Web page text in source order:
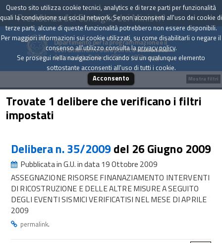
Presidenza del Consiglio dei Ministri
Dipartimento per la programmazione e il
coordinamento della politica economica
Archivio delle Delibere CIPE dal 1967 a oggi
Trovate 1 delibere che verificano i filtri
impostati
Delibera n. 35/2009del 26 Giugno 2009
Pubblicata in G.U. in data 19 Ottobre 2009
ASSEGNAZIONE RISORSE FINANAZIAMENTO INTERVENTI
DI RICOSTRUZIONE E DELLE ALTRE MISURE A SEGUITO
DEGLI EVENTI SISMICI VERIFICATISI NEL MESE DI APRILE
2009
permalink.
Mostra filtri
Questo sito utilizza cookie tecnici, analytics e di terze parti per funzionalità
quali la condivisione sui social network. Se non acconsenti all'uso dei cookie di
terze parti, alcune di queste funzionalità potrebbero non essere disponibili.
Per maggiori informazioni sui cookie utilizzati, su come disabilitarli o negare il
consenso all'utilizzo consulta laprivacy policy.
Se prosegui nella navigazione cliccando su un qualunque elemento
sottostante acconsenti all'uso di tutti i cookie.
Acconsento